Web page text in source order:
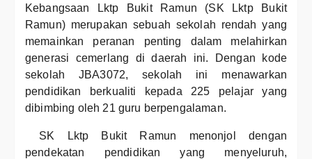
Kebangsaan Lktp Bukit Ramun (SK Lktp Bukit
Ramun) merupakan sebuah sekolah rendah yang
memainkan peranan penting dalam melahirkan
generasi cemerlang di daerah ini. Dengan kode
sekolah JBA3072, sekolah ini menawarkan
pendidikan berkualiti kepada 225 pelajar yang
dibimbing oleh 21 guru berpengalaman.
SK Lktp Bukit Ramun menonjol dengan
pendekatan pendidikan yang menyeluruh,